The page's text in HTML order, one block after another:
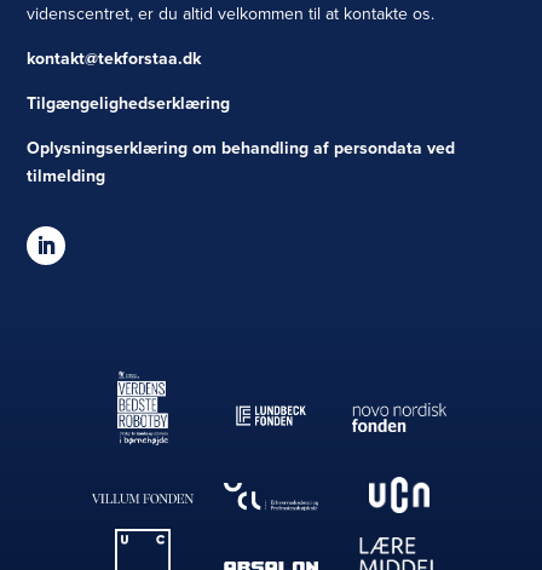
videnscentret, er du altid velkommen til at kontakte os.
kontakt@tekforstaa.dk
Tilgængelighedserklæring
Oplysningserklæring om behandling af persondata ved
tilmelding